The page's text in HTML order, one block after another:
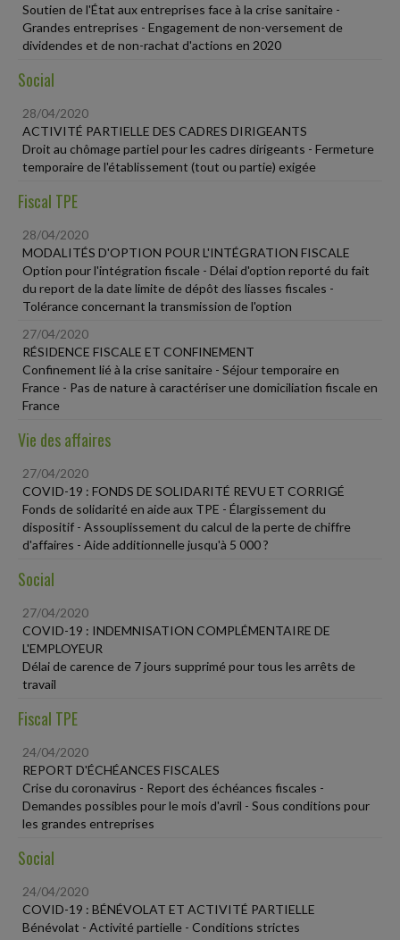
Soutien de l'État aux entreprises face à la crise sanitaire -
Grandes entreprises - Engagement de non-versement de
dividendes et de non-rachat d'actions en 2020
Social
28/04/2020
ACTIVITÉ PARTIELLE DES CADRES DIRIGEANTS
Droit au chômage partiel pour les cadres dirigeants - Fermeture
temporaire de l'établissement (tout ou partie) exigée
Fiscal TPE
28/04/2020
MODALITÉS D'OPTION POUR L'INTÉGRATION FISCALE
Option pour l'intégration fiscale - Délai d'option reporté du fait
du report de la date limite de dépôt des liasses fiscales -
Tolérance concernant la transmission de l'option
27/04/2020
RÉSIDENCE FISCALE ET CONFINEMENT
Confinement lié à la crise sanitaire - Séjour temporaire en
France - Pas de nature à caractériser une domiciliation fiscale en
France
Vie des affaires
27/04/2020
COVID-19 : FONDS DE SOLIDARITÉ REVU ET CORRIGÉ
Fonds de solidarité en aide aux TPE - Élargissement du
dispositif - Assouplissement du calcul de la perte de chiffre
d'affaires - Aide additionnelle jusqu'à 5 000 ?
Social
27/04/2020
COVID-19 : INDEMNISATION COMPLÉMENTAIRE DE
L'EMPLOYEUR
Délai de carence de 7 jours supprimé pour tous les arrêts de
travail
Fiscal TPE
24/04/2020
REPORT D'ÉCHÉANCES FISCALES
Crise du coronavirus - Report des échéances fiscales -
Demandes possibles pour le mois d'avril - Sous conditions pour
les grandes entreprises
Social
24/04/2020
COVID-19 : BÉNÉVOLAT ET ACTIVITÉ PARTIELLE
Bénévolat - Activité partielle - Conditions strictes